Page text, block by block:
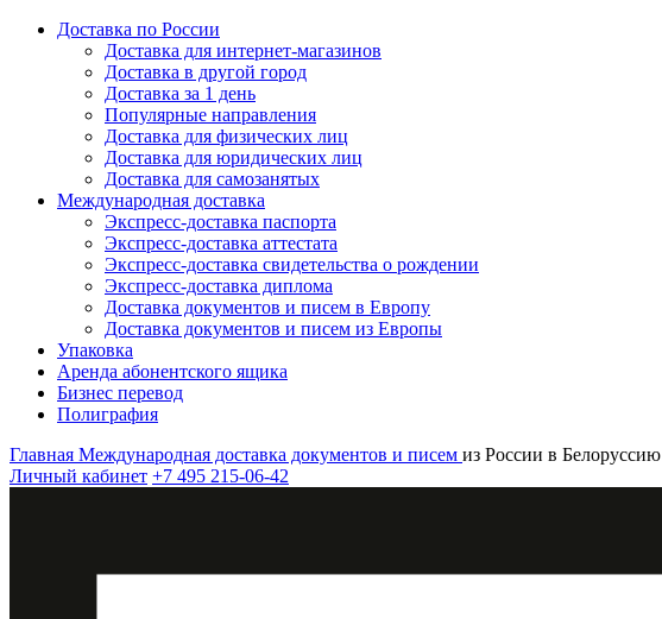
Доставка по России
Доставка для интернет-магазинов
Доставка в другой город
Доставка за 1 день
Популярные направления
Доставка для физических лиц
Доставка для юридических лиц
Доставка для самозанятых
Международная доставка
Экспресс-доставка паспорта
Экспресс-доставка аттестата
Экспресс-доставка свидетельства о рождении
Экспресс-доставка диплома
Доставка документов и писем в Европу
Доставка документов и писем из Европы
Упаковка
Аренда абонентского ящика
Бизнес перевод
Полиграфия
Главная Международная доставка документов и писем из России в Белоруссию
Личный кабинет +7 495 215-06-42